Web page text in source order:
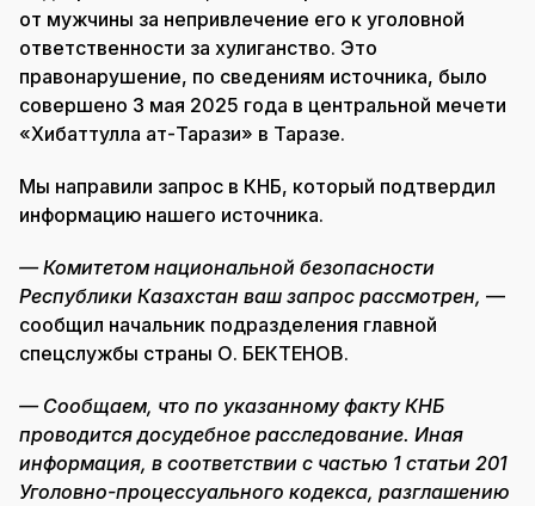
от мужчины за непривлечение его к уголовной
ответственности за хулиганство. Это
правонарушение, по сведениям источника, было
совершено 3 мая 2025 года в центральной мечети
«Хибаттулла ат-Тарази» в Таразе.
Мы направили запрос в КНБ, который подтвердил
информацию нашего источника.
— Комитетом национальной безопасности
Республики Казахстан ваш запрос рассмотрен, —
сообщил начальник подразделения главной
спецслужбы страны О. БЕКТЕНОВ.
— Сообщаем, что по указанному факту КНБ
проводится досудебное расследование. Иная
информация, в соответствии с частью 1 статьи 201
Уголовно-процессуального кодекса, разглашению